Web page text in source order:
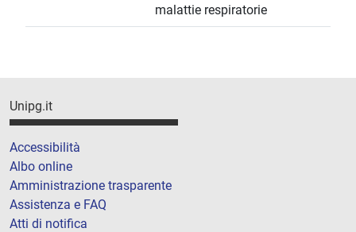
malattie respiratorie
Unipg.it
Accessibilità
Albo online
Amministrazione trasparente
Assistenza e FAQ
Atti di notifica